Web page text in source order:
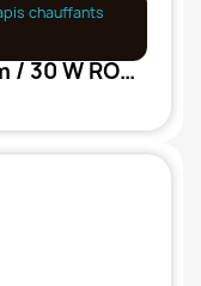
chauffants
Tapis chauffant 32 x 50 cm / 30 W ROMBERG